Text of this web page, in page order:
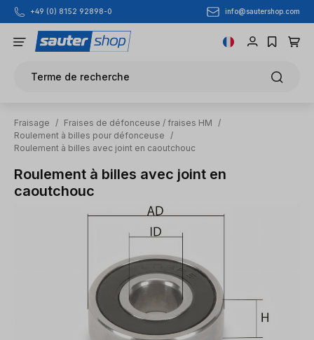
Passer au contenu principal
+49 (0) 8152 92898-0 info@sautershop.com
Terme de recherche
Fraisage / Fraises de défonceuse / fraises HM
/
Roulement à billes pour défonceuse
/
Roulement à billes avec joint en caoutchouc
Roulement à billes avec joint en
caoutchouc